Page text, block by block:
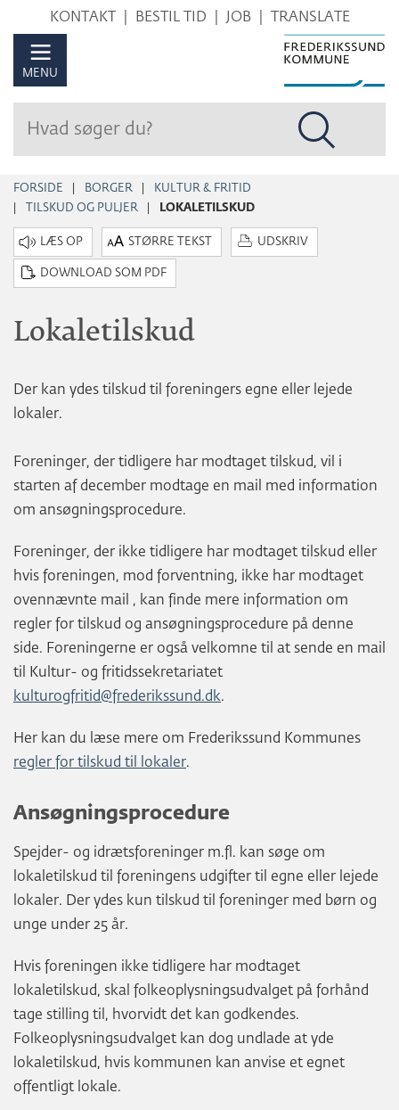
Hop
KONTAKT BESTIL TID JOB TRANSLATE
MENU
FORSIDE BORGER
KULTUR & FRITID
TILSKUD OG PULJER
LOKALETILSKUD
STØRRE TEKST UDSKRIV
DOWNLOAD SOM PDF
Lokaletilskud
Der kan ydes tilskud til foreningers egne eller lejede
lokaler.
Foreninger, der tidligere har modtaget tilskud, vil i
starten af december modtage en mail med information
om ansøgningsprocedure.
Foreninger, der ikke tidligere har modtaget tilskud eller
hvis foreningen, mod forventning, ikke har modtaget
ovennævnte mail , kan finde mere information om
regler for tilskud og ansøgningsprocedure på denne
side. Foreningerne er også velkomne til at sende en mail
til Kultur- og fritidssekretariatet
kulturogfritid@frederikssund.dk.
Her kan du læse mere om Frederikssund Kommunes
regler for tilskud til lokaler.
Ansøgningsprocedure
Spejder- og idrætsforeninger m.fl. kan søge om
lokaletilskud til foreningens udgifter til egne eller lejede
lokaler. Der ydes kun tilskud til foreninger med børn og
unge under 25 år.
Hvis foreningen ikke tidligere har modtaget
lokaletilskud, skal folkeoplysningsudvalget på forhånd
tage stilling til, hvorvidt det kan godkendes.
Folkeoplysningsudvalget kan dog undlade at yde
lokaletilskud, hvis kommunen kan anvise et egnet
offentligt lokale.